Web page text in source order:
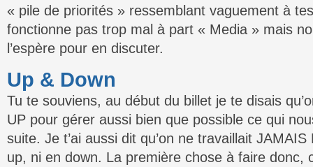
« pile de priorités » ressemblant vaguement à
fonctionne pas trop mal à part « Media » mais
l’espère pour en discuter.
Up & Down
Tu te souviens, au début du billet je te disais
UP pour gérer aussi bien que possible ce qui
suite. Je t’ai aussi dit qu’on ne travaillait
up, ni en down. La première chose à faire donc,